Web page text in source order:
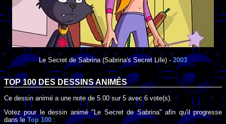
Le Secret de Sabrina(Sabrina's Secret Life) - 2003
TOP 100 DES DESSINS ANIMÉS
Ce dessin animé a une note de 5.00sur5 avec6 vote(s).
Votez pour le dessin animé "Le Secret de Sabrina" afin qu'il progresse
dans leTop 100 :